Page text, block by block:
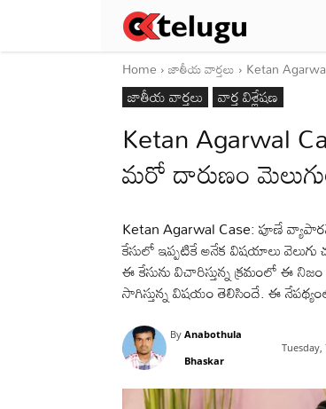
Home జాతీయ వార్తలు Ketan
జాతీయ వార్తలు వార్త విశ్లేషణ
Ketan Agarwal
మరో దారుణం
Ketan Agarwal Case: పూణే
కేసులో ఇప్పటికే అనేక విషయాలు
ఈ కేసును విచారిస్తున్న క్రమంలో ఈ
సాగిస్తున్న విషయం తెలిసిందే. ఈ
By Anabothula
Bhaskar
Tuesday,